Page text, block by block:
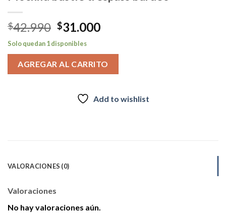
$42.990 El
precio
original
era:
$42.990.
$31.000El
actual
es:
$31.000.
Solo quedan 1 disponibles
AGREGAR AL CARRITO
Add to wishlist
VALORACIONES (0)
Valoraciones
No hay valoraciones aún.